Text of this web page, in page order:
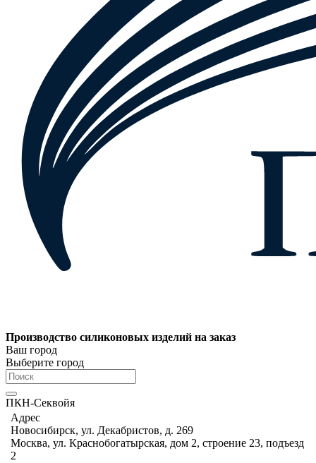
Производство силиконовых изделий на заказ
Ваш город
Выберите город
ПКН-Секвойя
Адрес
Новосибирск, ул. Декабристов, д. 269
Москва, ул. Краснобогатырская, дом 2, строение 23, подъезд
2